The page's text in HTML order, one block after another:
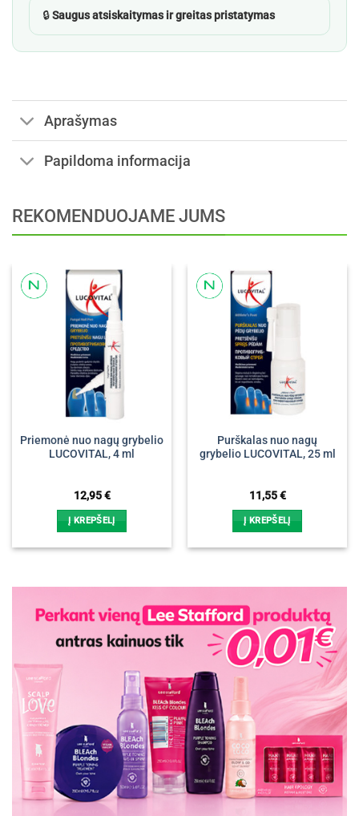
🔒Saugus atsiskaitymas ir greitas pristatymas
Aprašymas
Papildoma informacija
REKOMENDUOJAME JUMS
Priemonė nuo nagų grybelio
LUCOVITAL, 4 ml
12,95€
Į KREPŠELĮ
Purškalas nuo nagų
grybelio LUCOVITAL, 25 ml
11,55€
Į KREPŠELĮ